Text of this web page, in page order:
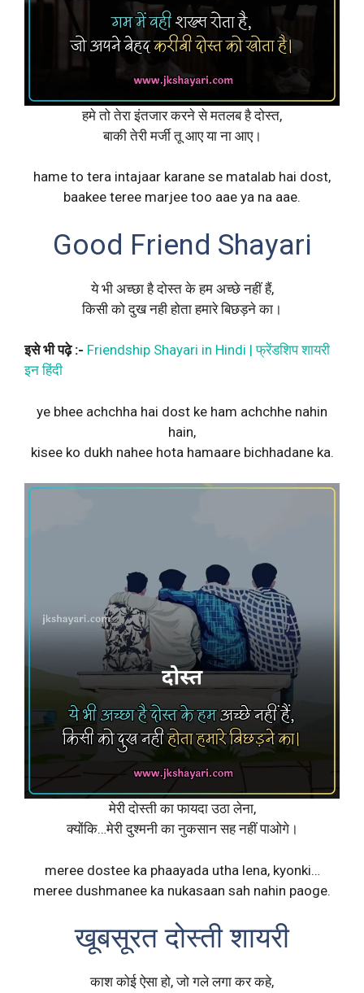
हमे तो तेरा इंतजार करने से मतलब है दोस्त,
बाकी तेरी मर्जी तू आए या ना आए।
hame to tera intajaar karane se matalab hai dost,
baakee teree marjee too aae ya na aae.
Good Friend Shayari
ये भी अच्छा है दोस्त के हम अच्छे नहीं हैं,
किसी को दुख नही होता हमारे बिछड़ने का।
इसे भी पढ़े :- Friendship Shayari in Hindi | फ्रेंडशिप शायरी
इन हिंदी
ye bhee achchha hai dost ke ham achchhe nahin
hain,
kisee ko dukh nahee hota hamaare bichhadane ka.
मेरी दोस्ती का फायदा उठा लेना,
क्योंकि…मेरी दुश्मनी का नुकसान सह नहीं पाओगे।
meree dostee ka phaayada utha lena, kyonki…
meree dushmanee ka nukasaan sah nahin paoge.
खूबसूरत दोस्ती शायरी
काश कोई ऐसा हो, जो गले लगा कर कहे,